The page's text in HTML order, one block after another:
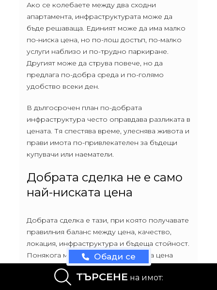
Ако се колебаете между два сходни
апартамента, инфраструктурата може да
бъде решаваща. Единият може да има малко
по-ниска цена, но по-лош достъп, по-малко
услуги наблизо и по-трудно паркиране.
Другият може да струва повече, но да
предлага по-добра среда и по-голямо
удобство всеки ден.
В дългосрочен план по-добрата
инфраструктура често оправдава разликата в
цената. Тя спестява време, улеснява живота и
прави имота по-привлекателен за бъдещи
купувачи или наематели.
Добрата сделка не е само
най-ниската цена
Добрата сделка е тази, при която получавате
правилния баланс между цена, качество,
локация, инфраструктура и бъдеща стойност.
Понякога малко по-висока покупна цена
може да бъде по-разумна, ако имотът е в по-
добре развита среда.
ТЪРСЕНЕ на имот:
Обади се